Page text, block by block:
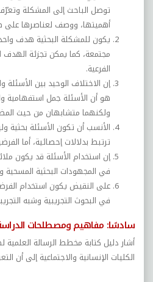
توصل الباحث إلى المشكلة
أهميتها، ووصف لعناصرها على
يكون للمشكلة البحثية هدف
مجتمعة، كما يمكن تجزئة
الفرعية.
إن الاختلاف الوحيد بين
هو أن الأسئلة جمل استفهامية
ولكنهما متشابهان من حيث
الأنسب أن تكون الأسئلة بحثية
ترتبط بدلالات إحصائية، أما
إن استخدام الأسئلة قد يكون
في المجهودات البحثية المسحية
على النقيض يكون استخدام
في البحوث التجريبية وشبه
سادسًا: مفاهيم ومصطلحات
أشار دليل كتابة مخطط الرسالة العلمية
الكليات الإنسانية والاجتماعية إلى أن